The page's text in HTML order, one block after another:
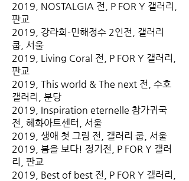
2019, NOSTALGIA 전, P FOR Y 갤러리,
판교
2019, 강라희-민해정수 2인전, 갤러리
쿱, 서울
2019, Living Coral 전, P FOR Y 갤러리,
판교
2019, This world & The next 전, 수호
갤러리, 분당
2019, Inspiration eternelle 참가귀국
전, 혜화아트센터, 서울
2019, 생애 첫 그림 전, 갤러리 쿱, 서울
2019, 봄을 보다! 정기전, P FOR Y 갤러
리, 판교
2019, Best of best 전, P FOR Y 갤러리,